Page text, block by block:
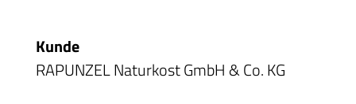
Kunde
RAPUNZEL Naturkost GmbH & Co. KG